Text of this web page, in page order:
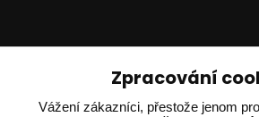
Technické poradenství
Ing. Adam Dvořák
Zpracování
Vážení zákazníci, přestože jenom